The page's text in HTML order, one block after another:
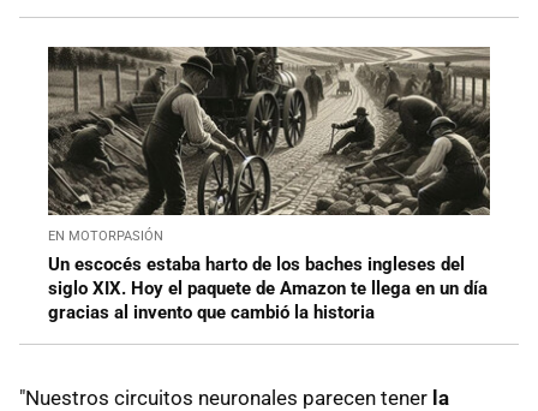
EN MOTORPASIÓN
Un escocés estaba harto de los baches ingleses del
siglo XIX. Hoy el paquete de Amazon te llega en un día
gracias al invento que cambió la historia
"Nuestros circuitos neuronales parecen tener la